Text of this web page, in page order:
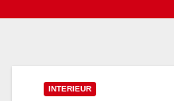
INTERIEUR